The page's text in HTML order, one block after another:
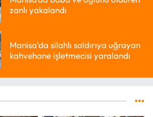
zanlı yakalandı
Manisa'da silahlı saldırıya uğrayan
kahvehane işletmecisi yaralandı